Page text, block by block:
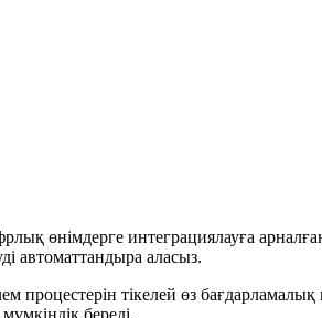
өнімдерге интеграциялауға
автоматтандыра аласыз.
тікелей өз бағдарламалық